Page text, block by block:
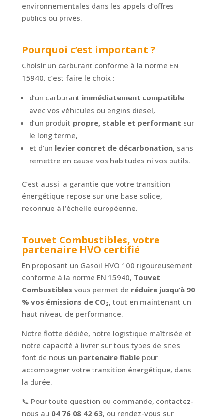
environnementales dans les appels d’offres
publics ou privés.
Pourquoi c’est important ?
Choisir un carburant conforme à la norme EN
15940, c’est faire le choix :
d’un carburant immédiatement compatible
avec vos véhicules ou engins diesel,
d’un produit propre, stable et performant sur
le long terme,
et d’un levier concret de décarbonation, sans
remettre en cause vos habitudes ni vos outils.
C’est aussi la garantie que votre transition
énergétique repose sur une base solide,
reconnue à l’échelle européenne.
Touvet Combustibles, votre
partenaire HVO certifié
En proposant un Gasoil HVO 100 rigoureusement
conforme à la norme EN 15940, Touvet
Combustibles vous permet de réduire jusqu’à 90
% vos émissions de CO₂, tout en maintenant un
haut niveau de performance.
Notre flotte dédiée, notre logistique maîtrisée et
notre capacité à livrer sur tous types de sites
font de nous un partenaire fiablepour
accompagner votre transition énergétique, dans
la durée.
📞 Pour toute question ou commande, contactez-
nous au 04 76 08 42 63, ou rendez-vous sur